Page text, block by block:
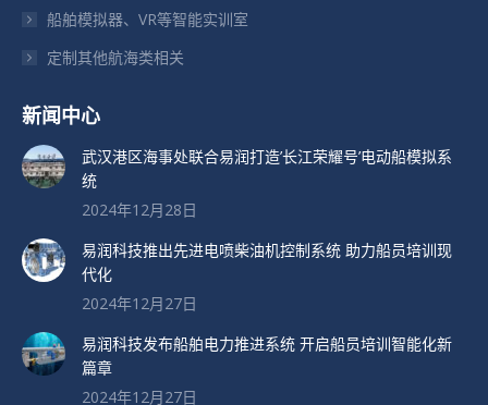
船舶模拟器、VR等智能实训室
定制其他航海类相关
新闻中心
武汉港区海事处联合易润打造’长江荣耀号’电动船模拟系
统
2024年12月28日
易润科技推出先进电喷柴油机控制系统 助力船员培训现
代化
2024年12月27日
易润科技发布船舶电力推进系统 开启船员培训智能化新
篇章
2024年12月27日